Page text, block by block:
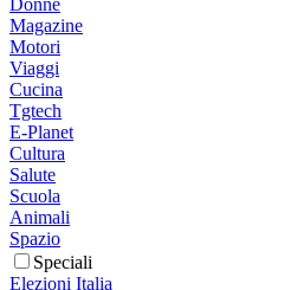
Donne
Magazine
Motori
Viaggi
Cucina
Tgtech
E-Planet
Cultura
Salute
Scuola
Animali
Spazio
Speciali
Elezioni Italia